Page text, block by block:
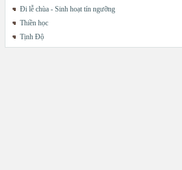
Đi lễ chùa - Sinh hoạt tín ngưỡng
Thiền học
Tịnh Độ